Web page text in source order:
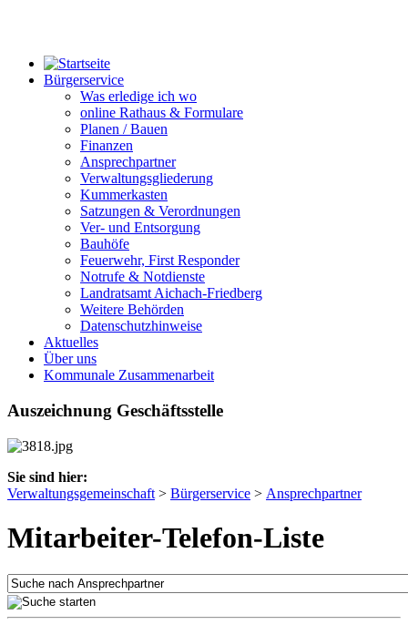
Bürgerservice
Was erledige ich wo
online Rathaus & Formulare
Planen / Bauen
Finanzen
Ansprechpartner
Verwaltungsgliederung
Kummerkasten
Satzungen & Verordnungen
Ver- und Entsorgung
Bauhöfe
Feuerwehr, First Responder
Notrufe & Notdienste
Landratsamt Aichach-Friedberg
Weitere Behörden
Datenschutzhinweise
Aktuelles
Über uns
Kommunale Zusammenarbeit
Auszeichnung Geschäftsstelle
Sie sind hier:
Verwaltungsgemeinschaft > Bürgerservice > Ansprechpartner
Mitarbeiter-Telefon-Liste